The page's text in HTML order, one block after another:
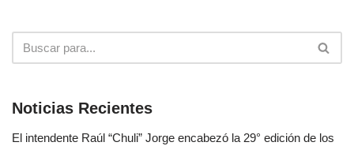
Noticias Recientes
El intendente Raúl “Chuli” Jorge encabezó la 29° edición de los